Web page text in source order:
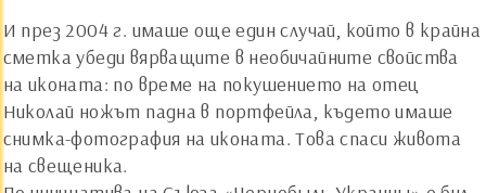
И през 2004 г. имаше още един случай, който в крайна
сметка убеди вярващите в необичайните свойства
на иконата: по време на покушението на отец
Николай ножът падна в портфейла, където имаше
снимка-фотография на иконата. Това спаси живота
на свещеника.